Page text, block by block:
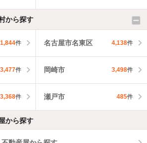
から探す
1,844件 名古屋市名東区 4,138件
3,477件 岡崎市 3,498件
3,368件 瀬戸市 485件
から探す